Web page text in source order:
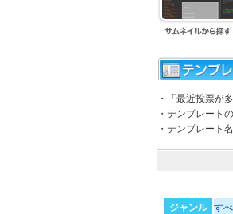
・「最近投票が
・テンプレート
・テンプレート
ジャンル
す